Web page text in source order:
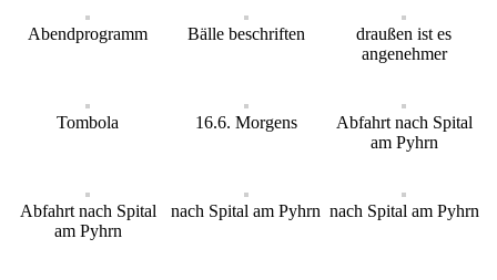
Abendprogramm Bälle beschriften
draußen ist es
angenehmer
Tombola 16.6. Morgens
Abfahrt nach Spital
am Pyhrn
Abfahrt nach Spital
am Pyhrn
nach Spital am Pyhrn nach Spital am Pyhrn